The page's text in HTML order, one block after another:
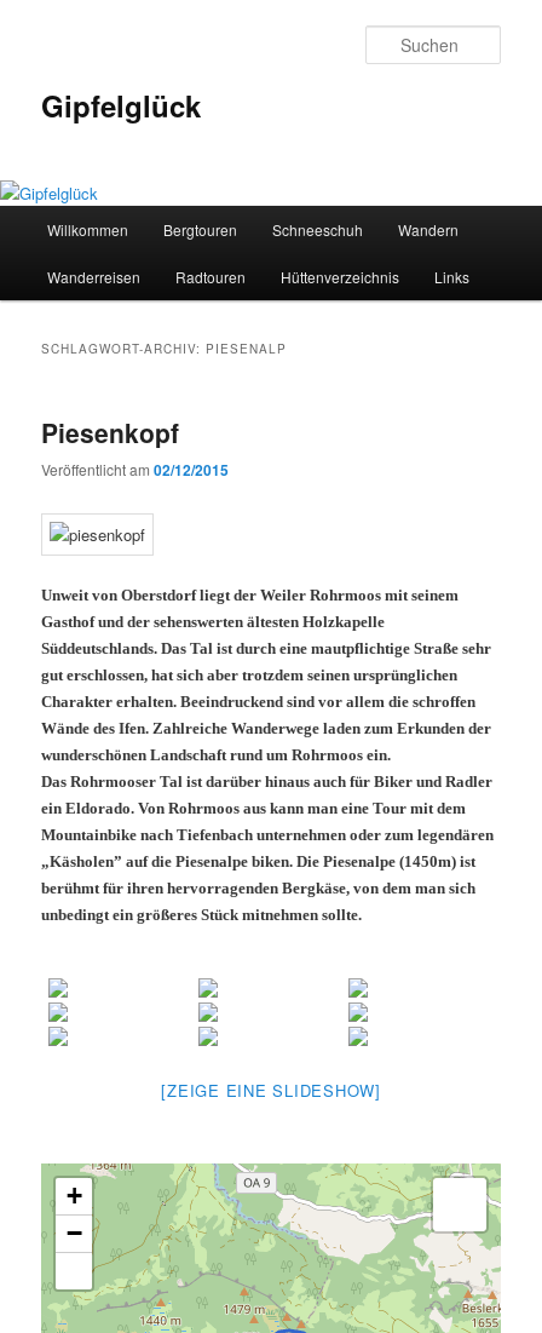
Gipfelglück
Willkommen Bergtouren Schneeschuh Wandern
Wanderreisen Radtouren Hüttenverzeichnis Links
SCHLAGWORT-ARCHIV: PIESENALP
Piesenkopf
Veröffentlicht am02/12/2015
Unweit von Oberstdorf liegt der Weiler Rohrmoos mit seinem
Gasthof und der sehenswerten ältesten Holzkapelle
Süddeutschlands. Das Tal ist durch eine mautpflichtige Straße sehr
gut erschlossen, hat sich aber trotzdem seinen ursprünglichen
Charakter erhalten. Beeindruckend sind vor allem die schroffen
Wände des Ifen. Zahlreiche Wanderwege laden zum Erkunden der
wunderschönen Landschaft rund um Rohrmoos ein.
Das Rohrmooser Tal ist darüber hinaus auch für Biker und Radler
ein Eldorado. Von Rohrmoos aus kann man eine Tour mit dem
Mountainbike nach Tiefenbach unternehmen oder zum legendären
„Käsholen” auf die Piesenalpe biken. Die Piesenalpe (1450m) ist
berühmt für ihren hervorragenden Bergkäse, von dem man sich
unbedingt ein größeres Stück mitnehmen sollte.
[ZEIGE EINE SLIDESHOW]
+
−